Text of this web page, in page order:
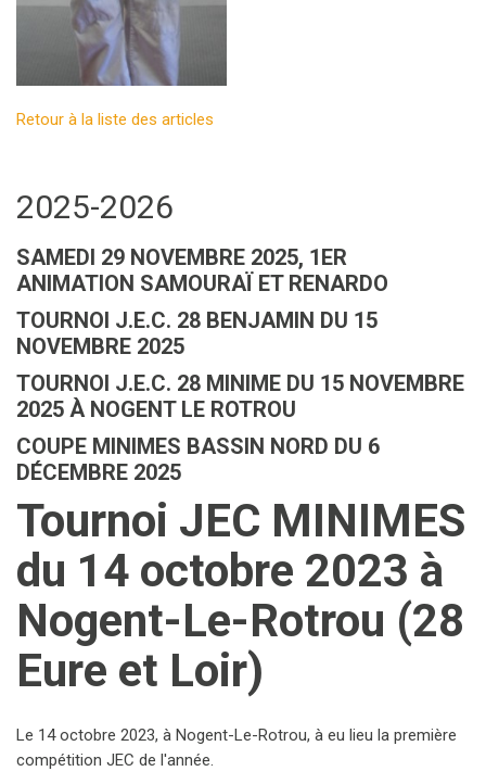
Retour à la liste des articles
2025-2026
SAMEDI 29 NOVEMBRE 2025, 1ER
ANIMATION SAMOURAÏ ET RENARDO
TOURNOI J.E.C. 28 BENJAMIN DU 15
NOVEMBRE 2025
TOURNOI J.E.C. 28 MINIME DU 15 NOVEMBRE
2025 À NOGENT LE ROTROU
COUPE MINIMES BASSIN NORD DU 6
DÉCEMBRE 2025
Tournoi JEC MINIMES
du 14 octobre 2023 à
Nogent-Le-Rotrou (28
Eure et Loir)
Le 14 octobre 2023, à Nogent-Le-Rotrou, à eu lieu la première
compétition JEC de l'année.